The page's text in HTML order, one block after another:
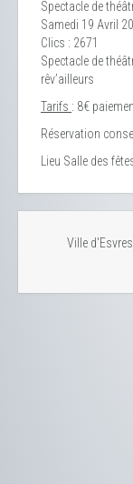
Spectacle de
Samedi 19 Avril
Clics : 2671
Spectacle de
rêv’ailleurs
Tarifs : 8€
Réservation
Lieu Salle des
Ville